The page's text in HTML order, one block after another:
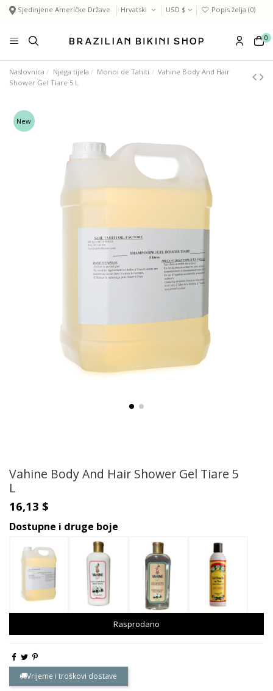
Sjedinjene Američke Države Hrvatski USD $ Popis želja (0)
0
Naslovnica Njega tijela Monoi de Tahiti
Vahine Body And Hair
Shower Gel Tiare 5 L
New
Vahine Body And Hair Shower Gel Tiare 5
L
16,13 $
Dostupne i druge boje
Rasprodano
Vrijeme i troškovi dostave